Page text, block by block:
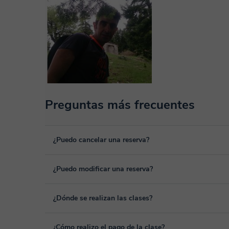
Preguntas más frecuentes
¿Puedo cancelar una reserva?
Sí, puedes cancelar una reserva hasta un máximo de 8
¿Puedo modificar una reserva?
Sí, siempre puede surgir algún imprevisto, por lo que
¿Dónde se realizan las clases?
Las clases se realizan en el aula virtual de Classgap,